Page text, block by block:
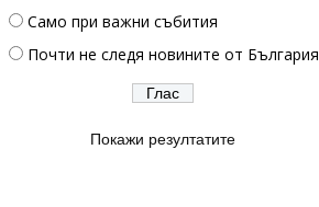
Само при важни събития
Почти не следя новините от България
Покажи резултатите